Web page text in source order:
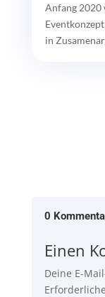
Anfang 2020
in
0
Einen
Deine E-